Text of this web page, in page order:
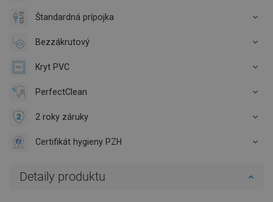
Štandardná prípojka
Bezzákrutový
Kryt PVC
PerfectClean
2 roky záruky
Certifikát hygieny PZH
Detaily produktu